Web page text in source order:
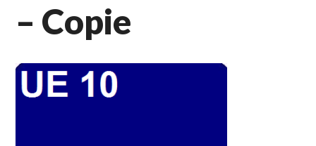
– Copie